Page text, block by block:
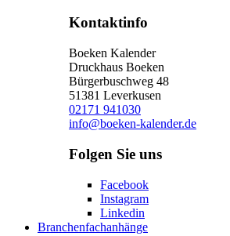
Kontaktinfo
Boeken Kalender
Druckhaus Boeken
Bürgerbuschweg 48
51381 Leverkusen
02171 941030
info@boeken-kalender.de
Folgen Sie uns
Facebook
Instagram
Linkedin
Branchenfachanhänge